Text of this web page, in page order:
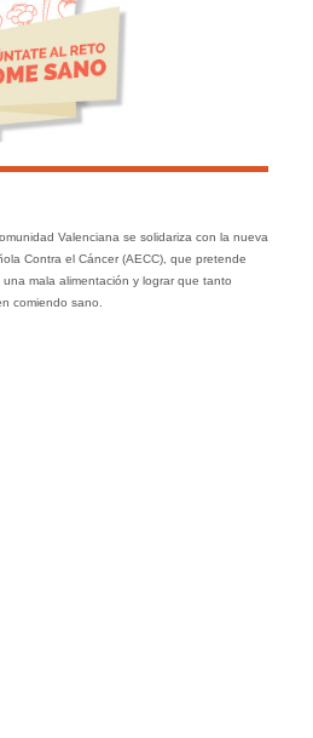
Valenciana se solidariza con la nueva
Contra el Cáncer (AECC), que pretende
mala alimentación y lograr que tanto
comiendo sano.